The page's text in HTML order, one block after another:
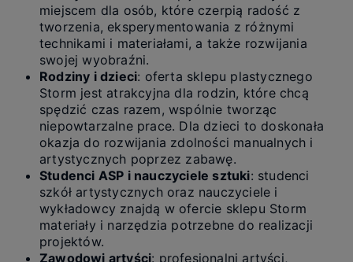
miejscem dla osób, które czerpią radość z
tworzenia, eksperymentowania z różnymi
technikami i materiałami, a także rozwijania
swojej wyobraźni.
Rodziny i dzieci: oferta sklepu plastycznego
Storm jest atrakcyjna dla rodzin, które chcą
spędzić czas razem, wspólnie tworząc
niepowtarzalne prace. Dla dzieci to doskonała
okazja do rozwijania zdolności manualnych i
artystycznych poprzez zabawę.
Studenci ASP i nauczyciele sztuki: studenci
szkół artystycznych oraz nauczyciele i
wykładowcy znajdą w ofercie sklepu Storm
materiały i narzędzia potrzebne do realizacji
projektów.
Zawodowi artyści: profesjonalni artyści,